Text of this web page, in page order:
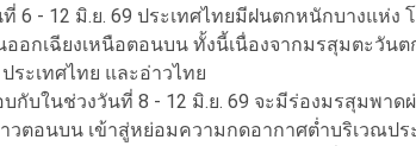
6 - 12 มิ.ย. 69 ประเทศไทยมีฝนตกหนักบางแห่
อกเฉียงเหนือตอนบน ทั้งนี้เนื่องจากมรสุมตะวัน
ระเทศไทย และอ่าวไทย
บในช่วงวันที่ 8 - 12 มิ.ย. 69 จะมีร่องมรสุมพาด
วตอนบน เข้าสู่หย่อมความกดอากาศต่ำบริเวณป